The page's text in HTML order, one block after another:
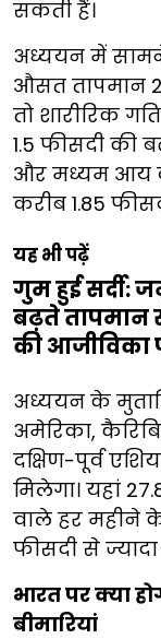
सकती हैं।
अध्ययन में
औसत तापमान
तो शारीरिक
1.5 फीसदी की
और मध्यम आय
करीब 1.85
यह भी पढ़ें
गुम हुई सर्दी:
बढ़ते तापमान
की आजीविका
अध्ययन के
अमेरिका,
दक्षिण-पूर्व
मिलेगा। यहां
वाले हर महीने
फीसदी से
भारत पर क्या
बीमारियां